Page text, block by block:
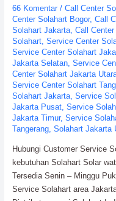
66 Komentar / Call Center
Center Solahart Bogor, Call
Solahart Jakarta, Call
Solahart, Service Center
Service Center Solahart
Jakarta Selatan, Service
Center Solahart Jakarta
Service Center Solahart
Solahart Jakarta, Service
Jakarta Pusat, Service
Jakarta Timur, Service
Tangerang, Solahart Jakarta
Hubungi Customer Service
kebutuhan Solahart Solar
Tersedia Senin – Minggu
Service Solahart area